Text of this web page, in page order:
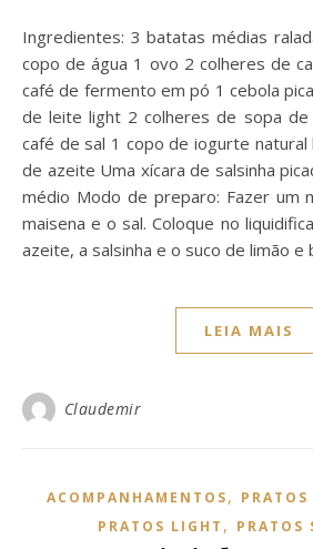
Ingredientes: 3 batatas médias raladas em ralo grosso ½
copo de água 1 ovo 2 colheres de
café de fermento em pó 1 cebola
de leite light 2 colheres de sopa de
café de sal 1 copo de iogurte
de azeite Uma xícara de salsinha
médio Modo de preparo: Fazer um
maisena e o sal. Coloque no
azeite, a salsinha e o suco de limão e
LEIA MAIS
Claudemir
ACOMPANHAMENTOS,
PRATOS LIGHT , PRATOS